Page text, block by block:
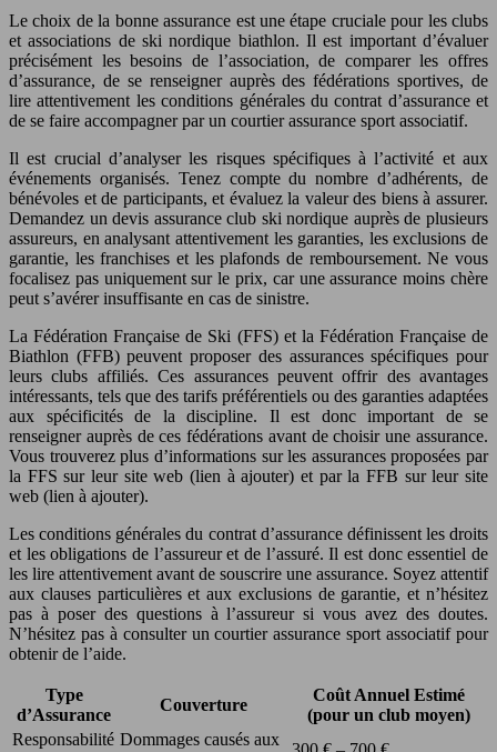
Le choix de la bonne assurance est une étape cruciale pour les clubs
et associations de ski nordique biathlon. Il est important d’évaluer
précisément les besoins de l’association, de comparer les offres
d’assurance, de se renseigner auprès des fédérations sportives, de
lire attentivement les conditions générales du contrat d’assurance et
de se faire accompagner par un courtier assurance sport associatif.
Il est crucial d’analyser les risques spécifiques à l’activité et aux
événements organisés. Tenez compte du nombre d’adhérents, de
bénévoles et de participants, et évaluez la valeur des biens à assurer.
Demandez un devis assurance club ski nordique auprès de plusieurs
assureurs, en analysant attentivement les garanties, les exclusions de
garantie, les franchises et les plafonds de remboursement. Ne vous
focalisez pas uniquement sur le prix, car une assurance moins chère
peut s’avérer insuffisante en cas de sinistre.
La Fédération Française de Ski (FFS) et la Fédération Française de
Biathlon (FFB) peuvent proposer des assurances spécifiques pour
leurs clubs affiliés. Ces assurances peuvent offrir des avantages
intéressants, tels que des tarifs préférentiels ou des garanties adaptées
aux spécificités de la discipline. Il est donc important de se
renseigner auprès de ces fédérations avant de choisir une assurance.
Vous trouverez plus d’informations sur les assurances proposées par
la FFS sur leur site web (lien à ajouter) et par la FFB sur leur site
web (lien à ajouter).
Les conditions générales du contrat d’assurance définissent les droits
et les obligations de l’assureur et de l’assuré. Il est donc essentiel de
les lire attentivement avant de souscrire une assurance. Soyez attentif
aux clauses particulières et aux exclusions de garantie, et n’hésitez
pas à poser des questions à l’assureur si vous avez des doutes.
N’hésitez pas à consulter un courtier assurance sport associatif pour
obtenir de l’aide.
Type
d’Assurance
Couverture
Coût Annuel Estimé
(pour un club moyen)
Responsabilité Dommages causés aux